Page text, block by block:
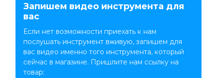
Запишем видео инструмента для
вас
Если нет возможности приехать к нам
послушать инструмент вживую, запишем для
вас видео именно того инструмента, который
сейчас в магазине. Пришлите нам ссылку на
товар: